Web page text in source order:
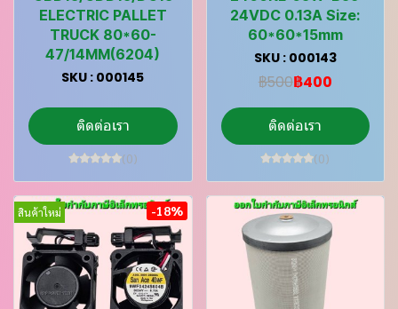
ELECTRIC PALLET
TRUCK 80*60-
47/14MM(6204)
SKU : 000145
ติดต่อเรา
(0)
24VDC 0.13A Size:
60*60*15mm
SKU : 000143
฿500฿400
ติดต่อเรา
(0)
สินค้าใหม่ -18%